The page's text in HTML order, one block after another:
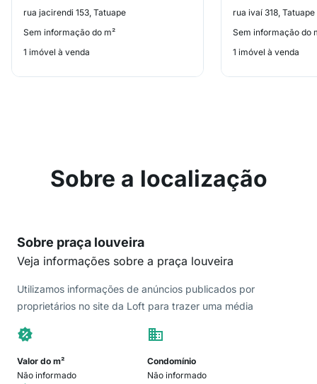
rua jacirendi 153, Tatuape
Sem informação do m²
1 imóvel à venda
rua ivaí 318, Tatuape
Sem informação do
1 imóvel à venda
Sobre a localização
Sobre praça louveira
Veja informações sobre a praça louveira
Utilizamos informações de anúncios publicados por
proprietários no site da Loft para trazer uma média
Valor do m²
Não informado
Condomínio
Não informado